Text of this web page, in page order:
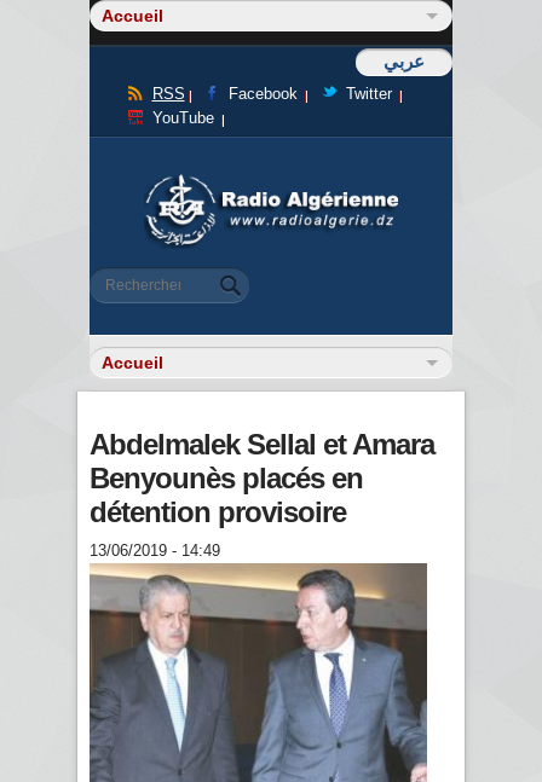
عربي
RSS Facebook
Twitter
YouTube
Formulaire de recherche
Rechercher
Abdelmalek Sellal et Amara
Benyounès placés en
détention provisoire
13/06/2019 - 14:49